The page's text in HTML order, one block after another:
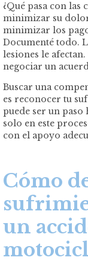
¿Qué pasa con las
minimizar su
minimizar los
Documenté todo.
lesiones le
negociar un
Buscar una
es reconocer tu
puede ser un paso
solo en este
con el apoyo
Cómo
un